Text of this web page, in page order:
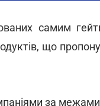
самим
що
за